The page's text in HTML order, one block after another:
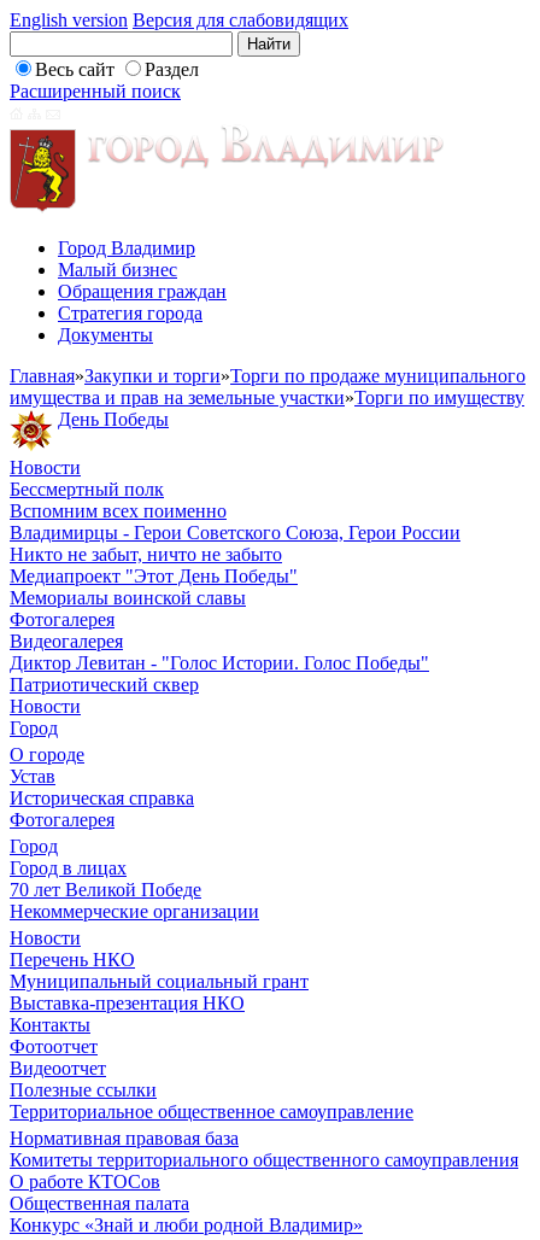
English version Версия для слабовидящих
Весь сайт
Раздел
Расширенный поиск
Город Владимир
Малый бизнес
Обращения граждан
Стратегия города
Документы
Главная»Закупки и торги»Торги по продаже муниципального
имущества и прав на земельные участки»Торги по имуществу
День Победы
Новости
Бессмертный полк
Вспомним всех поименно
Владимирцы - Герои Советского Союза, Герои России
Никто не забыт, ничто не забыто
Медиапроект "Этот День Победы"
Мемориалы воинской славы
Фотогалерея
Видеогалерея
Диктор Левитан - "Голос Истории. Голос Победы"
Патриотический сквер
Новости
Город
О городе
Устав
Историческая справка
Фотогалерея
Город
Город в лицах
70 лет Великой Победе
Некоммерческие организации
Новости
Перечень НКО
Муниципальный социальный грант
Выставка-презентация НКО
Контакты
Фотоотчет
Видеоотчет
Полезные ссылки
Территориальное общественное самоуправление
Нормативная правовая база
Комитеты территориального общественного самоуправления
О работе КТОСов
Общественная палата
Конкурс «Знай и люби родной Владимир»